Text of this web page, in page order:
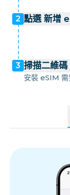
2 點選 新增
3 掃描二維
安裝 eSIM 需